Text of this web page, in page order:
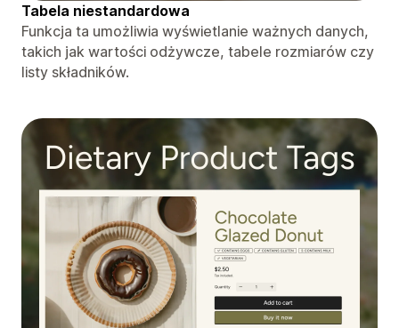
Tabela niestandardowa
Funkcja ta umożliwia wyświetlanie ważnych danych,
takich jak wartości odżywcze, tabele rozmiarów czy
listy składników.